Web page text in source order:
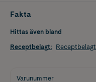
Fakta
Hittas även bland
Receptbelagt: Receptbelagt
Varunummer